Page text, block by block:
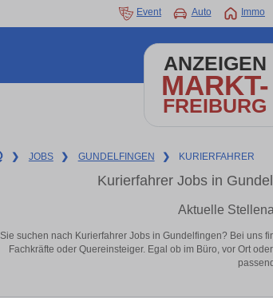
Event Auto Immo
ANZEIGEN
MARKT-
FREIBURG
❯ JOBS ❯ GUNDELFINGEN ❯ KURIERFAHRER
Kurierfahrer Jobs in
Aktuelle
Sie suchen nach Kurierfahrer Jobs in Gundelfingen? Bei uns
Fachkräfte oder Quereinsteiger. Egal ob im Büro, vor Ort